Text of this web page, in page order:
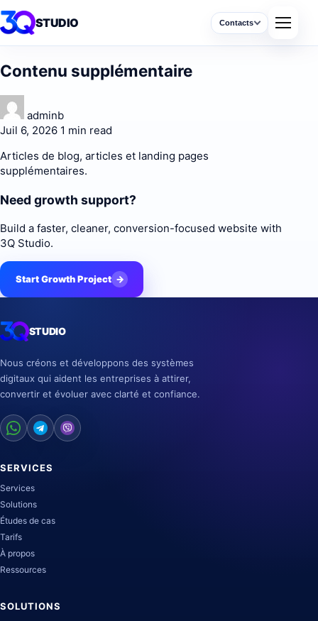
STUDIO Contacts
Contenu supplémentaire
adminb
Juil 6, 2026 1 min read
Articles de blog, articles et landing pages
supplémentaires.
Need growth support?
Build a faster, cleaner, conversion-focused website with
3Q Studio.
Start Growth Project →
STUDIO
Nous créons et développons des systèmes
digitaux qui aident les entreprises à attirer,
convertir et évoluer avec clarté et confiance.
SERVICES
Services
Solutions
Études de cas
Tarifs
À propos
Ressources
SOLUTIONS